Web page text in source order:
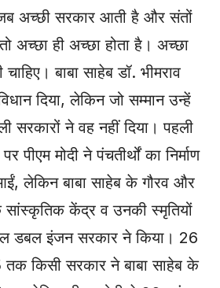
अच्छी सरकार आती है और संतों
तो अच्छा ही अच्छा होता है। अच्छा
बाबा साहेब डॉ. भीमराव
दिया, लेकिन जो सम्मान उन्हें
सरकारों ने वह नहीं दिया। पहली
पीएम मोदी ने पंचतीर्थों का निर्माण
लेकिन बाबा साहेब के गौरव और
केंद्र व उनकी स्मृतियों
डबल इंजन सरकार ने किया। 26
किसी सरकार ने बाबा साहेब के